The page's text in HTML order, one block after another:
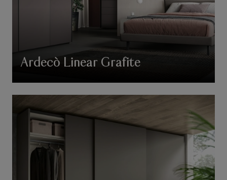
Ardecò Linear Grafite